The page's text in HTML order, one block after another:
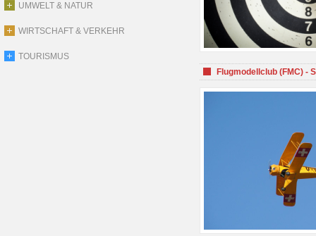
UMWELT & NATUR
WIRTSCHAFT & VERKEHR
TOURISMUS
Flugmodellclub (FMC) -